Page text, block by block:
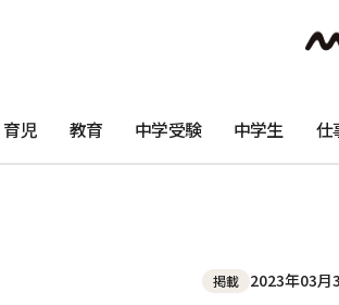
育児 教育 中学受験 中学生 仕
掲載 2023年03月